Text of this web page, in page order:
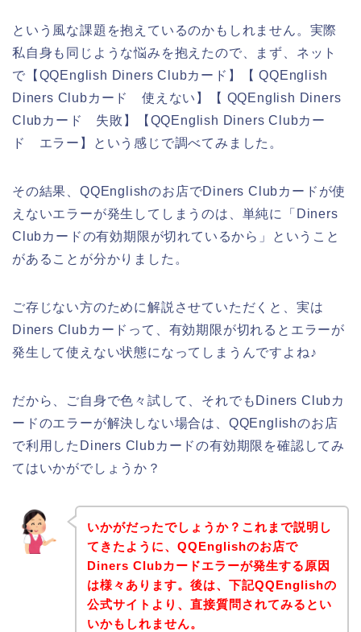
という風な課題を抱えているのかもしれません。実際
私自身も同じような悩みを抱えたので、まず、ネット
で【QQEnglish Diners Clubカード】【 QQEnglish
Diners Clubカード 使えない】【 QQEnglish Diners
Clubカード 失敗】【QQEnglish Diners Clubカー
ド エラー】という感じで調べてみました。
その結果、QQEnglishのお店でDiners Clubカードが使
えないエラーが発生してしまうのは、単純に「Diners
Clubカードの有効期限が切れているから」ということ
があることが分かりました。
ご存じない方のために解説させていただくと、実は
Diners Clubカードって、有効期限が切れるとエラーが
発生して使えない状態になってしまうんですよね♪
だから、ご自身で色々試して、それでもDiners Clubカ
ードのエラーが解決しない場合は、QQEnglishのお店
で利用したDiners Clubカードの有効期限を確認してみ
てはいかがでしょうか？
いかがだったでしょうか？これまで説明し
てきたように、QQEnglishのお店で
Diners Clubカードエラーが発生する原因
は様々あります。後は、下記QQEnglishの
公式サイトより、直接質問されてみるとい
いかもしれません。